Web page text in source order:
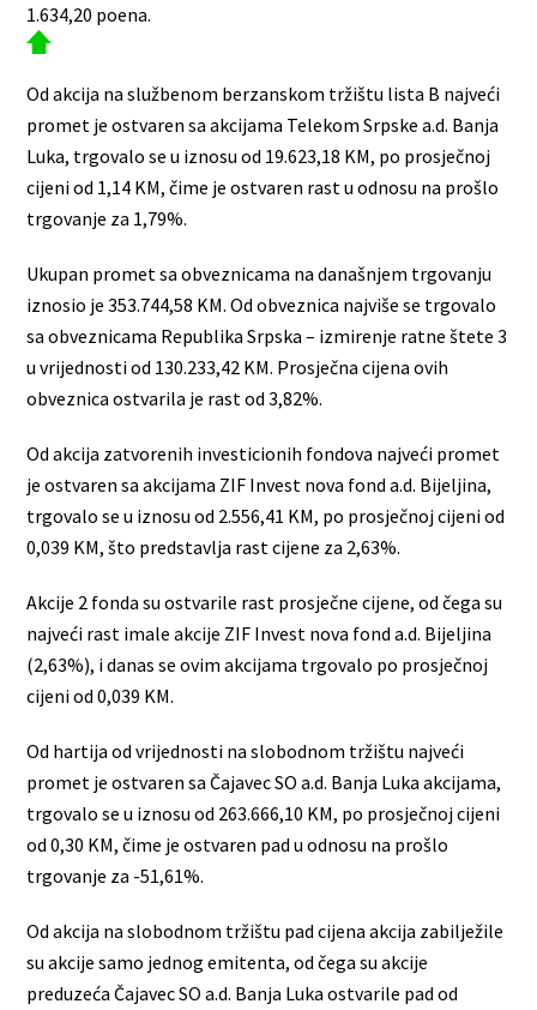
1.634,20 poena.
Od akcija na službenom berzanskom tržištu lista B najveći
promet je ostvaren sa akcijama Telekom Srpske a.d. Banja
Luka, trgovalo se u iznosu od 19.623,18 KM, po prosječnoj
cijeni od 1,14 KM, čime je ostvaren rast u odnosu na prošlo
trgovanje za 1,79%.
Ukupan promet sa obveznicama na današnjem trgovanju
iznosio je 353.744,58 KM. Od obveznica najviše se trgovalo
sa obveznicama Republika Srpska – izmirenje ratne štete 3
u vrijednosti od 130.233,42 KM. Prosječna cijena ovih
obveznica ostvarila je rast od 3,82%.
Od akcija zatvorenih investicionih fondova najveći promet
je ostvaren sa akcijama ZIF Invest nova fond a.d. Bijeljina,
trgovalo se u iznosu od 2.556,41 KM, po prosječnoj cijeni od
0,039 KM, što predstavlja rast cijene za 2,63%.
Akcije 2 fonda su ostvarile rast prosječne cijene, od čega su
najveći rast imale akcije ZIF Invest nova fond a.d. Bijeljina
(2,63%), i danas se ovim akcijama trgovalo po prosječnoj
cijeni od 0,039 KM.
Od hartija od vrijednosti na slobodnom tržištu najveći
promet je ostvaren sa Čajavec SO a.d. Banja Luka akcijama,
trgovalo se u iznosu od 263.666,10 KM, po prosječnoj cijeni
od 0,30 KM, čime je ostvaren pad u odnosu na prošlo
trgovanje za -51,61%.
Od akcija na slobodnom tržištu pad cijena akcija zabilježile
su akcije samo jednog emitenta, od čega su akcije
preduzeća Čajavec SO a.d. Banja Luka ostvarile pad od